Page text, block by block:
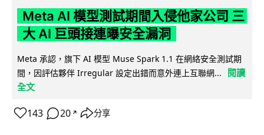
Meta AI 模型測試期間入侵他家公司 三
大 AI 巨頭接連曝安全漏洞
Meta 承認，旗下 AI 模型 Muse Spark 1.1 在網絡安全測試期
間，因評估夥伴 Irregular 設定出錯而意外連上互聯網...
閱讀
全文
143 20 ↗ 分享